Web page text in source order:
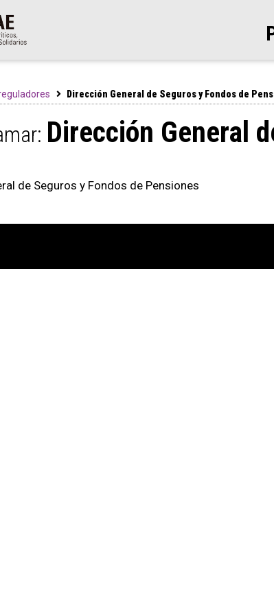
Dirección General de Seguros y Fondos de
Dirección General
de Seguros y Fondos de Pensiones